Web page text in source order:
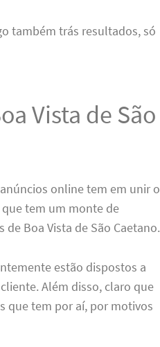
também trás resultados, só
Vista de São
online tem em unir o
tem um monte de
Boa Vista de São Caetano.
estão dispostos a
Além disso, claro que
que tem por aí, por motivos